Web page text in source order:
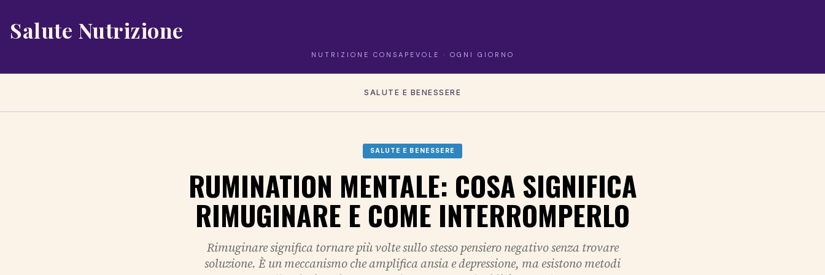
Salute Nutrizione
NUTRIZIONE CONSAPEVOLE · OGNI GIORNO
SALUTE E BENESSERE
SALUTE E BENESSERE
RUMINATION MENTALE: COSA SIGNIFICA
RIMUGINARE E COME INTERROMPERLO
Rimuginare significa tornare più volte sullo stesso pensiero negativo senza trovare
soluzione. È un meccanismo che amplifica ansia e depressione, ma esistono metodi